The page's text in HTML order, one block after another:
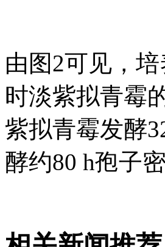
由图2可见，培
时淡紫拟青霉
紫拟青霉发酵
酵约80 h孢子